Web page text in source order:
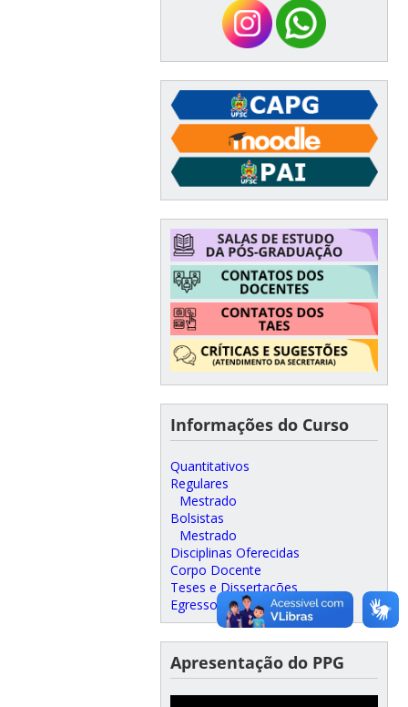
Informações do Curso
Quantitativos
Regulares
Mestrado
Bolsistas
Mestrado
Disciplinas Oferecidas
Corpo Docente
Teses e Dissertações
Egressos
Apresentação do PPG